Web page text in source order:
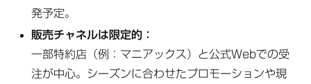
発予定。
販売チャネルは限定的：
一部特約店（例：マニアックス）と公式Webでの受
注が中心。シーズンに合わせたプロモーションや現